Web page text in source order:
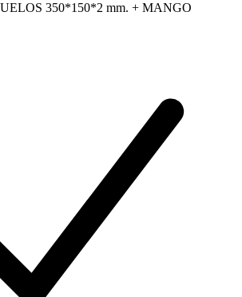
350*150*2 mm. + MANGO